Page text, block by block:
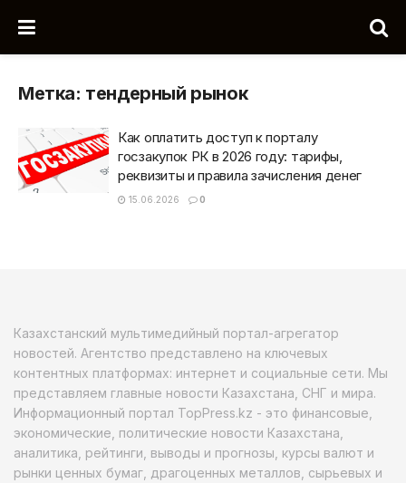
Метка: тендерный рынок
Как оплатить доступ к порталу
госзакупок РК в 2026 году: тарифы,
реквизиты и правила зачисления денег
15.06.2026 0
Казахстанский мультимедийный портал-агрегатор
новостей. Агентство представлено на ключевых
контентных платформах: интернет и социальные сети. Мы
представляем главные новости Казахстана, СНГ и мира.
Информационный портал TopPress.kz - это финансовые,
экономические, политические новости Казахстана,
аналитика, рейтинги, выводы и прогнозы, курсы валют и
рынки ценных бумаг, драгоценных металлов, сырьевых и